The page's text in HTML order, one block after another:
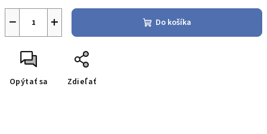
+
− Do košíka
Opýtať sa Zdieľať